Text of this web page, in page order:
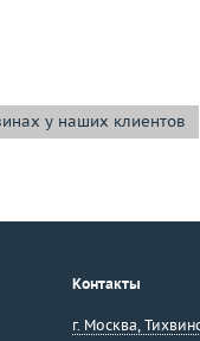
у наших клиентов
Контакты
г. Москва,